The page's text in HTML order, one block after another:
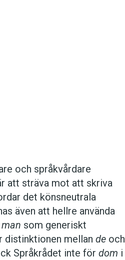
och språkvårdare
att sträva mot att skriva
det könsneutrala
även att hellre använda
man som generiskt
distinktionen mellan de och
Språkrådet inte för dom i